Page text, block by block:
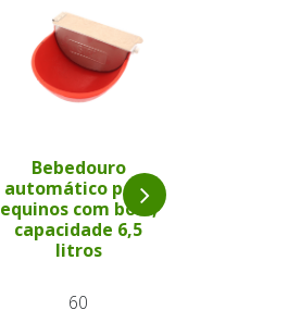
Bebedouro
automático para
equinos com boia,
capacidade 6,5
litros
60